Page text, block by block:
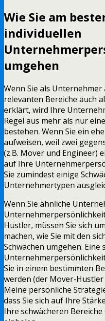
Wie Sie am
individuellen
umgehen
Wenn Sie als Unternehmer
relevanten Bereiche auch
erklärt, wird Ihre
Regel aus mehr als nur
bestehen. Wenn Sie ein
aufweisen, weil zwei
(z.B. Mover und Engineer)
auf Ihre
Sie zumindest einige
Unternehmertypen
Wenn Sie ähnliche
Hustler, müssen Sie sich
machen, wie Sie mit den
Schwächen umgehen. Eine
Sie in einem bestimmten
werden (der Mover-
Meine persönliche
dass Sie sich auf Ihre
Ihre schwächeren